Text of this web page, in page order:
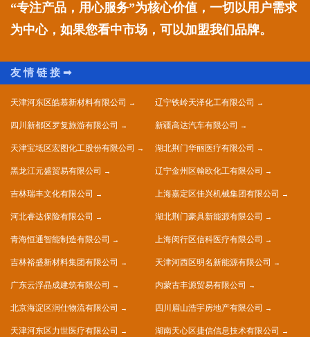
“专注产品，用心服务”为核心价值，一切以用户需求
为中心，如果您看中市场，可以加盟我们品牌。
天津河东区皓慕新材料有限公司 辽宁铁岭天泽化工有限公司
四川新都区罗复旅游有限公司 新疆高达汽车有限公司
天津宝坻区宏图化工股份有限公司 湖北荆门华丽医疗有限公司
黑龙江元盛贸易有限公司 辽宁金州区翰欧化工有限公司
吉林瑞丰文化有限公司 上海嘉定区佳兴机械集团有限公司
河北睿达保险有限公司 湖北荆门豪具新能源有限公司
青海恒通智能制造有限公司 上海闵行区信科医疗有限公司
吉林裕盛新材料集团有限公司 天津河西区明名新能源有限公司
广东云浮晶成建筑有限公司 内蒙古丰源贸易有限公司
北京海淀区润仕物流有限公司 四川眉山浩宇房地产有限公司
天津河东区力世医疗有限公司 湖南天心区捷信信息技术有限公司